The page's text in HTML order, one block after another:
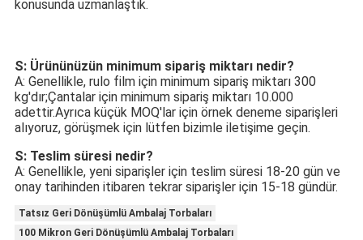
konusunda uzmanlaştık.
S: Ürününüzün minimum sipariş miktarı nedir?
A: Genellikle, rulo film için minimum sipariş miktarı 300
kg'dır;Çantalar için minimum sipariş miktarı 10.000
adettir.Ayrıca küçük MOQ'lar için örnek deneme siparişleri
alıyoruz, görüşmek için lütfen bizimle iletişime geçin.
S: Teslim süresi nedir?
A: Genellikle, yeni siparişler için teslim süresi 18-20 gün ve
onay tarihinden itibaren tekrar siparişler için 15-18 gündür.
Tatsız Geri Dönüşümlü Ambalaj Torbaları
100 Mikron Geri Dönüşümlü Ambalaj Torbaları